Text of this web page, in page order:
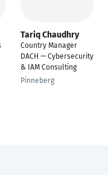
Tariq Chaudhry
Country Manager
DACH — Cybersecurity
& IAM Consulting
Pinneberg